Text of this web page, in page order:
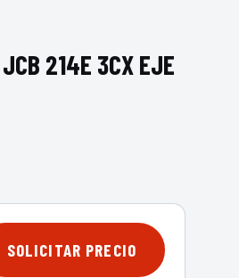
214E 3CX EJE
SOLICITAR PRECIO